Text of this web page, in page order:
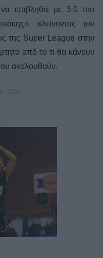
επιβληθεί με 3-0 του
κλείνοντας τον
της Super League στην
από το τι θα κάνουν
ακολουθούν.
2025